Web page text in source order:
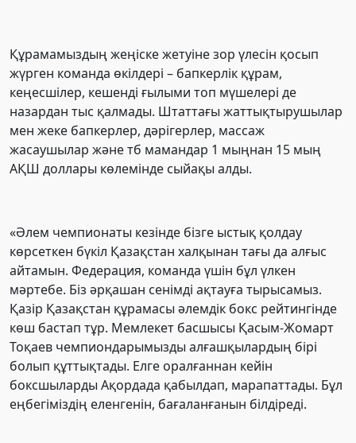
Құрамамыздың жеңіске жетуіне зор үлесін қосып
жүрген команда өкілдері – бапкерлік құрам,
кеңесшілер, кешенді ғылыми топ мүшелері де
назардан тыс қалмады. Штаттағы жаттықтырушылар
мен жеке бапкерлер, дәрігерлер, массаж
жасаушылар және тб мамандар 1 мыңнан 15 мың
АҚШ доллары көлемінде сыйақы алды.
«Әлем чемпионаты кезінде бізге ыстық қолдау
көрсеткен бүкіл Қазақстан халқынан тағы да алғыс
айтамын. Федерация, команда үшін бұл үлкен
мәртебе. Біз әрқашан сенімді ақтауға тырысамыз.
Қазір Қазақстан құрамасы әлемдік бокс рейтингінде
көш бастап тұр. Мемлекет басшысы Қасым-Жомарт
Тоқаев чемпиондарымызды алғашқылардың бірі
болып құттықтады. Елге оралғаннан кейін
боксшыларды Ақордада қабылдап, марапаттады. Бұл
еңбегіміздің еленгенін, бағаланғанын білдіреді.